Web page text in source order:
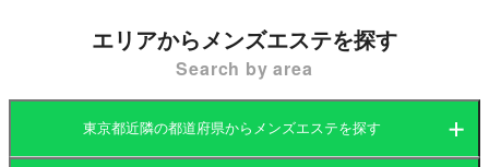
も非常に盛況で、多種多様な店舗が存在していま
す。都内全域で確認できるメンズエステ店の数は数
百店舗にのぼり、全国の中でも特に密度が高いエリ
アです。
エリアからメンズエステを探す
Search by area
東京都近隣の都道府県からメンズエステを探す